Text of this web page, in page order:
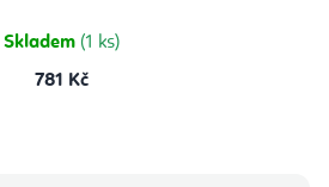
Skladem (1 ks)
781 Kč